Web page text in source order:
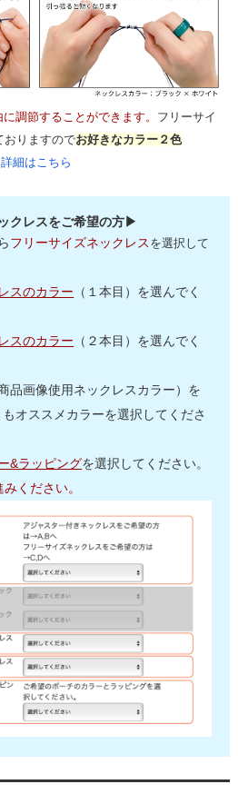
調節することができます。 フリーサイ
おりますのでお好きなカラー２色
詳細はこちら
クレスをご希望の方▶
フリーサイズネックレス を選択して
スのカラー （１本目）を選んでく
スのカラー （２本目）を選んでく
品画像使用ネックレスカラー）を
オススメカラーを選択してくださ
&ラッピングを選択してください。
ください。